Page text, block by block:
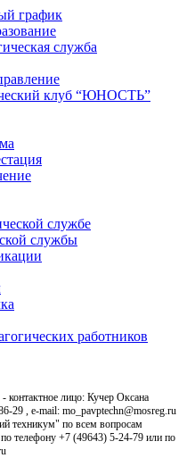
график
служба
клуб “ЮНОСТЬ”
службе
службы
работников
лицо: Кучер Оксана
29 , e-mail: mo_pavptechn@mosreg.ru
по всем вопросам
по телефону +7 (49643) 5-24-79 или по